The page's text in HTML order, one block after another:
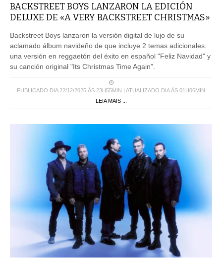
BACKSTREET BOYS LANZARON LA EDICIÓN
DELUXE DE «A VERY BACKSTREET CHRISTMAS»
Backstreet Boys lanzaron la versión digital de lujo de su
aclamado álbum navideño de que incluye 2 temas adicionales:
una versión en reggaetón del éxito en español "Feliz Navidad" y
su canción original "Its Christmas Time Again”.
PUBLICADO DIA 22/12/2025 ÀS 23H55MIN | ATUALIZADO DIA ÀS 01H06MIN
LEIA MAIS ...